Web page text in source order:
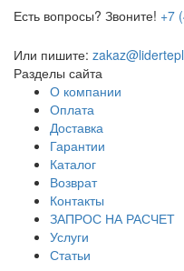
Есть вопросы? Звоните! +7
Или пишите:
Разделы сайта
О компании
Оплата
Доставка
Гарантии
Каталог
Возврат
Контакты
ЗАПРОС НА РАСЧЕТ
Услуги
Статьи